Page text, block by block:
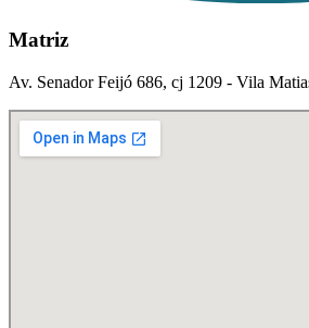
Matriz
Av. Senador Feijó 686, cj 1209 - Vila